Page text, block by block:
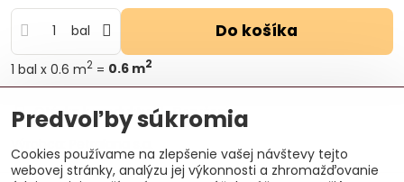
bal Do košíka
1 bal x 0.6 m2 = 0.6 m2
Otázka k produktu
Doručenia
Výrobca:
Petralana s.a.
Predvoľby súkromia
Cookies používame na zlepšenie vašej návštevy tejto
webovej stránky, analýzu jej výkonnosti a zhromažďovanie